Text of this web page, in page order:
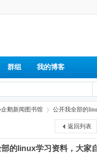
群组 我的博客
鹅新闻图书馆
›
公开我全部的
返回列表
的linux学习资料，大家